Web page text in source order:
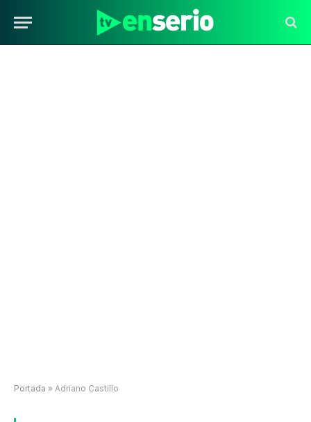
Portada » Adriano Castillo